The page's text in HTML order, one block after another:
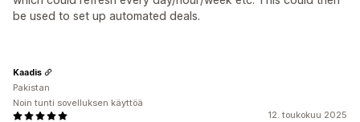
be used to set up automated deals.
12. toukokuu 2025
Kaadis
Pakistan
Noin tunti sovelluksen käyttöä